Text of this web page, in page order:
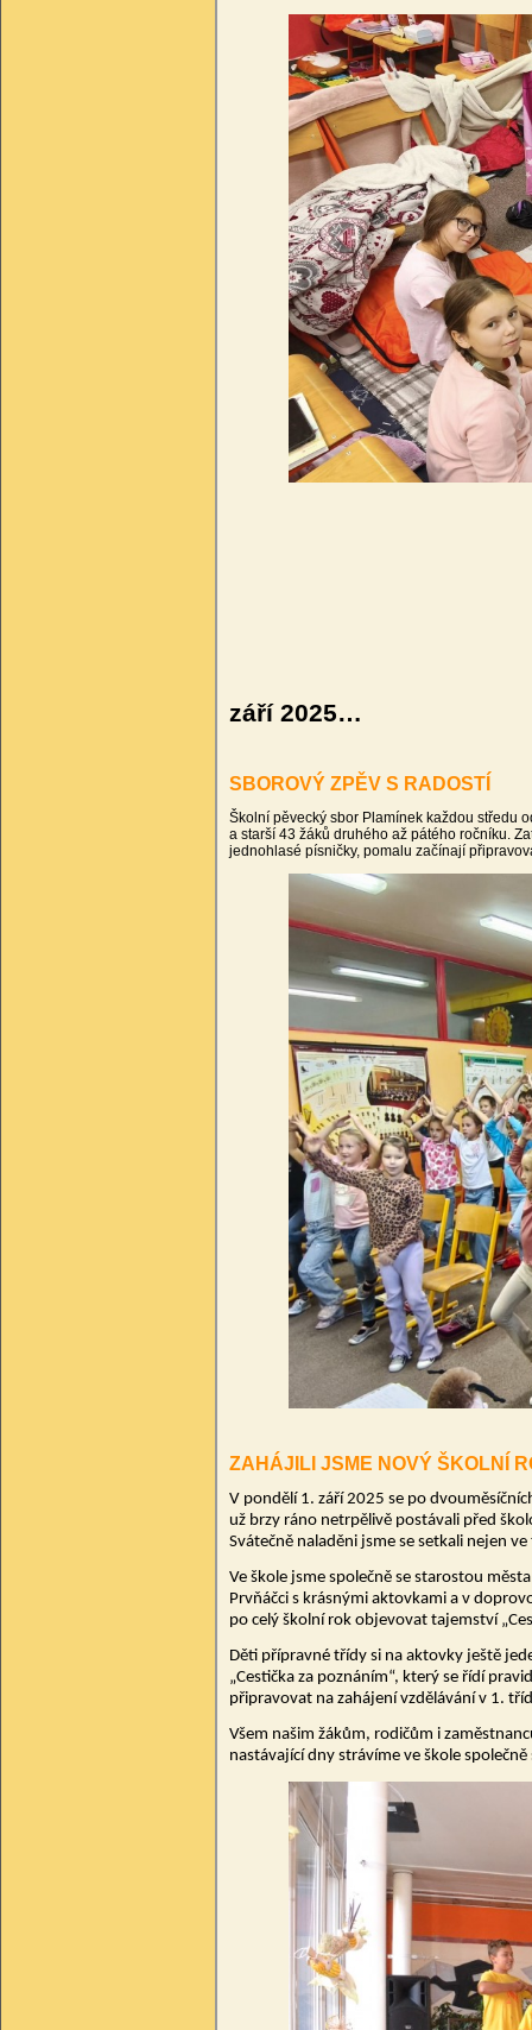
září 2025…
SBOROVÝ ZPĚV S RADOSTÍ
Školní pěvecký sbor Plamínek každou středu
a starší 43 žáků druhého až pátého ročníku.
jednohlasé písničky, pomalu začínají
ZAHÁJILI JSME NOVÝ ŠKOLNÍ
V pondělí 1. září 2025 se po
už brzy ráno netrpělivě postávali před
Svátečně naladěni jsme se setkali nejen
Ve škole jsme společně se starostou
Prvňáčci s krásnými aktovkami a v
po celý školní rok objevovat tajemství
Děti přípravné třídy si na aktovky ještě
„Cestička za poznáním“, který se řídí
připravovat na zahájení vzdělávání v 1.
Všem našim žákům, rodičům i
nastávající dny strávíme ve škole